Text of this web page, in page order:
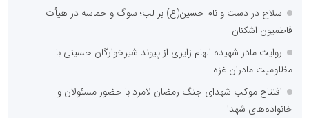
سلاح در دست و نام حسین(ع) بر لب؛ سوگ و حماسه در هیأت
فاطمیون اشکنان
روایت مادر شهیده الهام زایری از پیوند شیرخوارگان حسینی با
مظلومیت مادران غزه
افتتاح موکب شهدای جنگ رمضان لامرد با حضور مسئولان و
خانواده‌های شهدا